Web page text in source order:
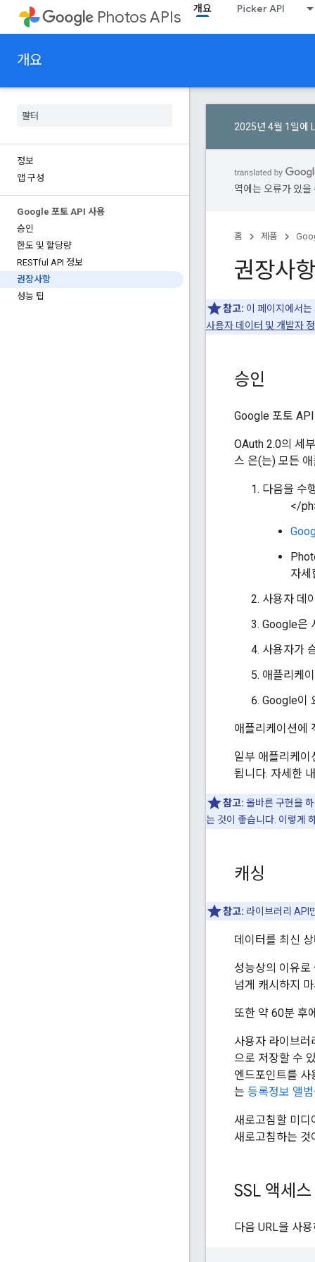
Photos APIs 개요 Picker API
개요
정보
앱 구성
Google 포토 API 사용
승인
한도 및 할당량
RESTful API 정보
권장사항
성능 팁
2025년 4월 1일에
역에는 오류가 있을
홈 제품
권장사항
참고: 이 페이지에서
사용자 데이터 및 개발자
승인
Google 포토
OAuth 2.0의 세
스 은(는) 모든
다음을 수
</
자
사용자 데
Google은
사용자가
애플리케
Google이
애플리케이션에
일부 애플리케
됩니다. 자세한
참고: 올바른 구현을
는 것이 좋습니다. 이렇게
캐싱
참고: 라이브러리 API
데이터를 최신
성능상의 이유로
넘게 캐시하지
또한 약 60분 후
사용자 라이브
으로 저장할 수
엔드포인트를
는 등록정보 앨범
새로고침할 미디
새로고침하는 것
SSL 액세스
다음 URL을 사